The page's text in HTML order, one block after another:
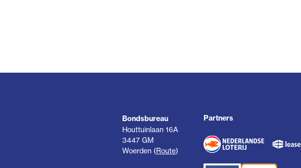
Bondsbureau
Houttuinlaan 16A
3447 GM
Woerden (Route)
Partners